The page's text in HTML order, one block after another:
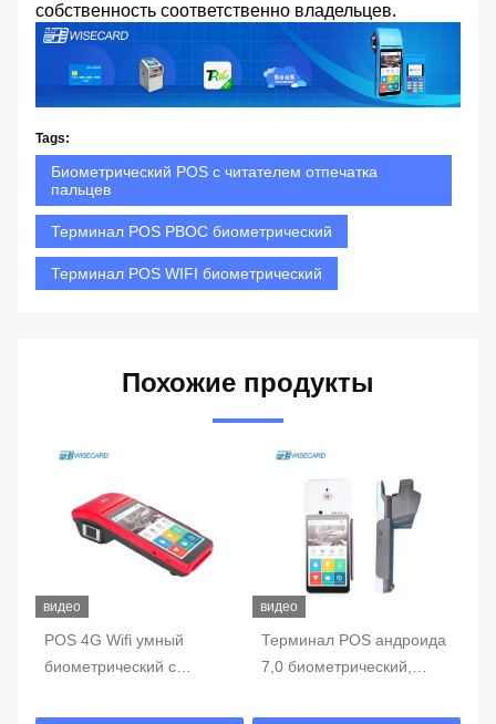
собственность соответственно владельцев.
Tags:
Биометрический POS с читателем отпечатка
пальцев
Терминал POS PBOC биометрический
Терминал POS WIFI биометрический
Похожие продукты
видео
POS 4G Wifi умный
биометрический с
читателя отпечатка
видео
Терминал POS андроида
7,0 биометрический,
POS с принтером